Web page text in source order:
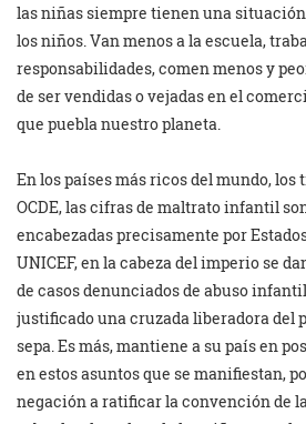
las niñas siempre tienen una
los niños. Van menos a la escuela,
responsabilidades, comen menos y
de ser vendidas o vejadas en el
que puebla nuestro planeta.
En los países más ricos del mundo,
OCDE, las cifras de maltrato infantil
encabezadas precisamente por
UNICEF, en la cabeza del imperio se
de casos denunciados de abuso
justificado una cruzada liberadora del
sepa. Es más, mantiene a su país en
en estos asuntos que se manifiestan,
negación a ratificar la convención de